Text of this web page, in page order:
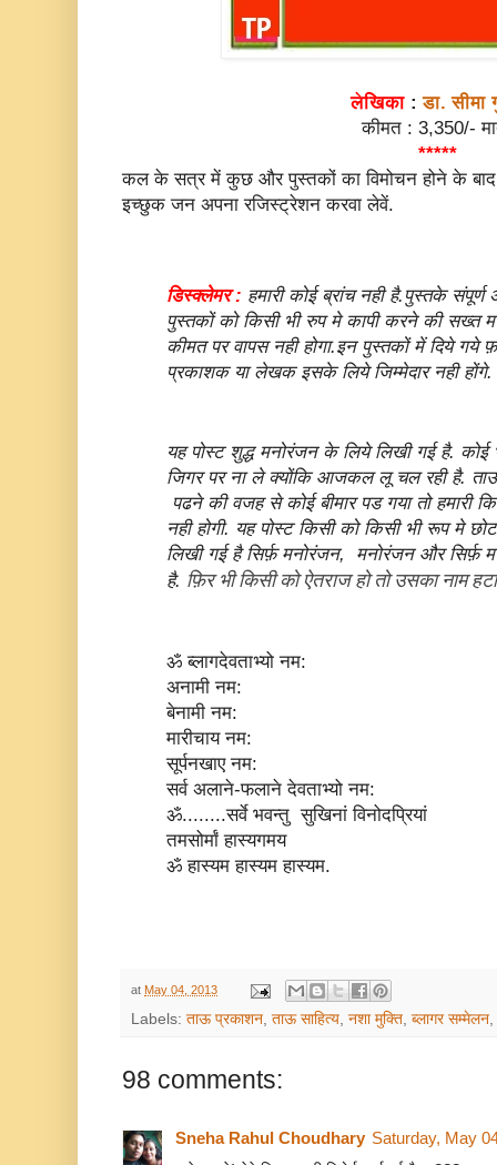
लेखिका :डा. सीमा
कीमत : 3,350/-
*****
कल के सत्र में कुछ और पुस्तकों का विमोचन होने के बाद
इच्छुक जन अपना रजिस्ट्रेशन करवा लेवें.
डिस्क्लेमर : हमारी कोई ब्रांच नही है. पुस्तके संपूर्ण
पुस्तकों को किसी भी रुप मे कापी करने की सख्त
कीमत पर वापस नही होगा.इन पुस्तकों में दिये गये
प्रकाशक या लेखक इसके लिये जिम्मेदार नही होंगे.
यह पोस्ट शुद्ध मनोरंजन के लिये लिखी गई है.
जिगर पर ना ले क्योंकि आजकल लू चल रही है.
पढने की वजह से कोई बीमार पड गया तो हमारी
नही होगी. यह पोस्ट किसी को किसी भी रूप मे
लिखी गई है सिर्फ़ मनोरंजन, मनोरंजन और सिर्फ़
है. फ़िर भी किसी को ऐतराज हो तो उसका नाम
ॐ ब्लागदेवताभ्यो नम:
अनामी नम:
बेनामी नम:
मारीचाय नम:
सूर्पनखाए नम:
सर्व अलाने-फलाने देवताभ्यो नम:
ॐ........सर्वे भवन्तु सुखिनां विनोदप्रियां
तमसोर्मां हास्यगमय
ॐ हास्यम हास्यम हास्यम.
at May 04, 2013
Labels: ताऊ प्रकाशन, ताऊ साहित्य, नशा मुक्ति, ब्लागर सम्मेलन,
98 comments:
Sneha Rahul Choudhary Saturday, May